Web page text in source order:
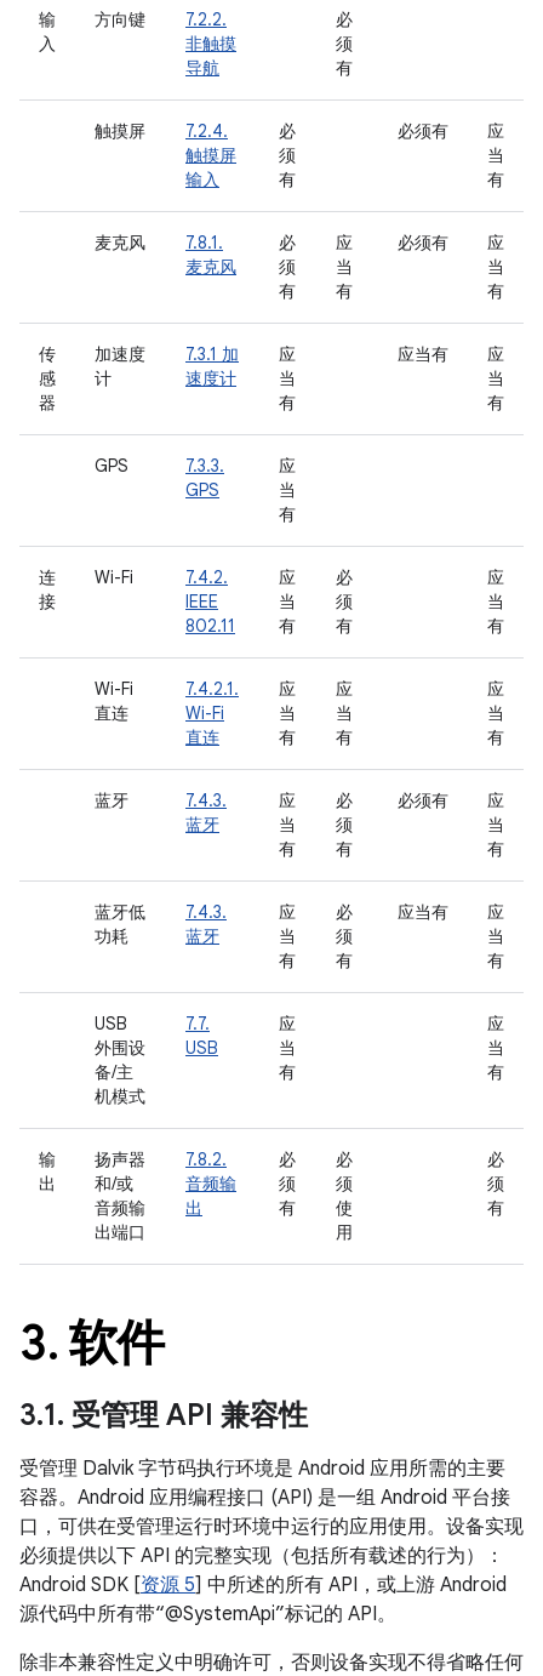
输
入
方向键
7.2.2.
非触摸
导航
必
须
有
触摸屏
7.2.4.
触摸屏
输入
必
须
有
必须有
应
当
有
麦克风
7.8.1.
麦克风
必
须
有
应
当
有
必须有
应
当
有
传
感
器
加速度
计
7.3.1 加
速度计
应
当
有
应当有
应
当
有
GPS
7.3.3.
GPS
应
当
有
连
接
Wi-Fi
7.4.2.
IEEE
802.11
应
当
有
必
须
有
应
当
有
Wi-Fi
直连
7.4.2.1.
Wi-Fi
直连
应
当
有
应
当
有
应
当
有
蓝牙
7.4.3.
蓝牙
应
当
有
必
须
有
必须有
应
当
有
蓝牙低
功耗
7.4.3.
蓝牙
应
当
有
必
须
有
应当有
应
当
有
USB
外围设
备/主
机模式
7.7.
USB
应
当
有
应
当
有
输
出
扬声器
和/或
音频输
出端口
7.8.2.
音频输
出
必
须
有
必
须
使
用
必
须
有
3. 软件
3.1. 受管理 API 兼容性
受管理 Dalvik 字节码执行环境是 Android 应用所需的主要
容器。Android 应用编程接口 (API) 是一组 Android 平台接
口，可供在受管理运行时环境中运行的应用使用。设备实现
必须提供以下 API 的完整实现（包括所有载述的行为）：
Android SDK [资源 5] 中所述的所有 API，或上游 Android
源代码中所有带“@SystemApi”标记的 API。
除非本兼容性定义中明确许可，否则设备实现不得省略任何